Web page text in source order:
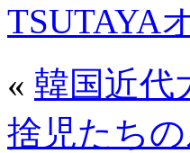
TSUTAYA
« 韓国近代
捨児たち